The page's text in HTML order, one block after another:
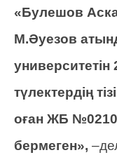
«Булешов
М.Әуезов
университетін
түлектердің
оған ЖБ
бермеген»,